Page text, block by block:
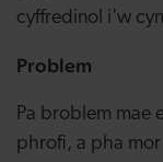
cyffredinol i'w
Problem
Pa broblem mae
phrofi, a pha